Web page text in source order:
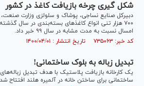
شکل گیری چرخه بازیافت کاغذ در کشور
دبیرکل صنایع نساجی، پوشاک و سلولزی وزارت
امسال نسبت به مدت مشابه در سال ۹۹ خبر داد.
کد خبر: ۷۳۵۰۶۳ تاریخ انتشار : ۱۴۰۰/۰۴/۰۱
تبدیل زباله به بلوک ساختمانی!
یک کارخانه بازیافت پلاستیک با هدف تبدیل
ساختمانی برای ساختن خانه در آلمیره هلند افتتاح